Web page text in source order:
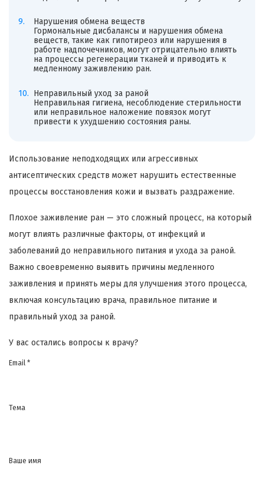
Нарушения обмена веществ
Гормональные дисбалансы и нарушения обмена
веществ, такие как гипотиреоз или нарушения в
работе надпочечников, могут отрицательно влиять
на процессы регенерации тканей и приводить к
медленному заживлению ран.
Неправильный уход за раной
Неправильная гигиена, несоблюдение стерильности
или неправильное наложение повязок могут
привести к ухудшению состояния раны.
Использование неподходящих или агрессивных
антисептических средств может нарушить естественные
процессы восстановления кожи и вызвать раздражение.
Плохое заживление ран — это сложный процесс, на который
могут влиять различные факторы, от инфекций и
заболеваний до неправильного питания и ухода за раной.
Важно своевременно выявить причины медленного
заживления и принять меры для улучшения этого процесса,
включая консультацию врача, правильное питание и
правильный уход за раной.
У вас остались вопросы к врачу?
Email *
Тема
Ваше имя